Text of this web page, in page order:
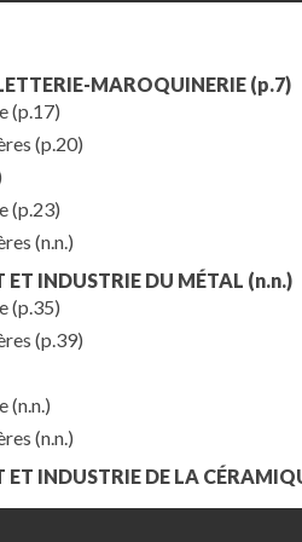
MAROQUINERIE (p.7)
(p.17)
(p.20)
(p.23)
(n.n.)
ET INDUSTRIE DU MÉTAL (n.n.)
(p.35)
(p.39)
(n.n.)
(n.n.)
ET INDUSTRIE DE LA